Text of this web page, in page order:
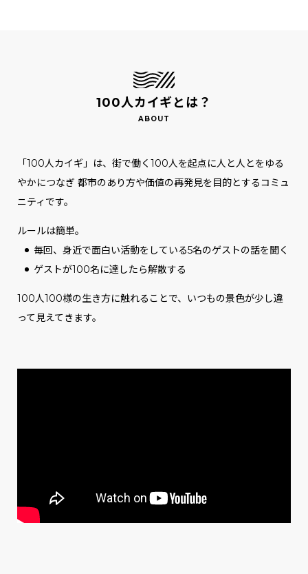
100人カイギとは？
「100人カイギ」は、街で働く100人を起点に人と人とをゆる
やかにつなぎ 都市のあり方や価値の再発見を目的とするコミュ
ニティです。
ルールは簡単。
毎回、身近で面白い活動をしている5名のゲストの話を聞く
ゲストが100名に達したら解散する
100人100様の生き方に触れることで、いつもの景色が少し違
って見えてきます。